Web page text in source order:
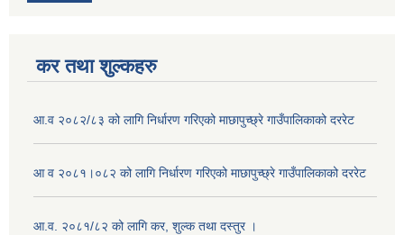
कर तथा शुल्कहरु
आ.व २०८२/८३ को लागि निर्धारण गरिएको माछापुच्छ्रे गाउँपालिकाको दररेट
आ व २०८१।०८२ को लागि निर्धारण गरिएको माछापुच्छ्रे गाउँपालिकाको दररेट
आ.व. २०८१/८२ को लागि कर, शुल्क तथा दस्तुर ।